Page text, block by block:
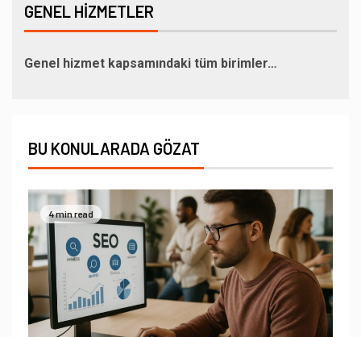
GENEL HIZMETLER
Genel hizmet kapsamındaki tüm birimler…
BU KONULARADA GÖZAT
4 min read